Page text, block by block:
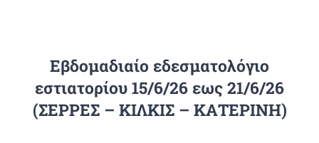
Εβδομαδιαίο εδεσματολόγιο
εστιατορίου 15/6/26 εως 21/6/26
(ΣΕΡΡΕΣ – ΚΙΛΚΙΣ – ΚΑΤΕΡΙΝΗ)